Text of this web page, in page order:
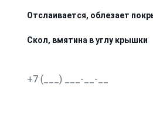
Отслаивается, облезает
Скол, вмятина в углу крышки